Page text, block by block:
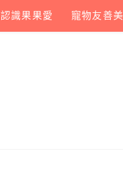
認識果果愛 寵物友善